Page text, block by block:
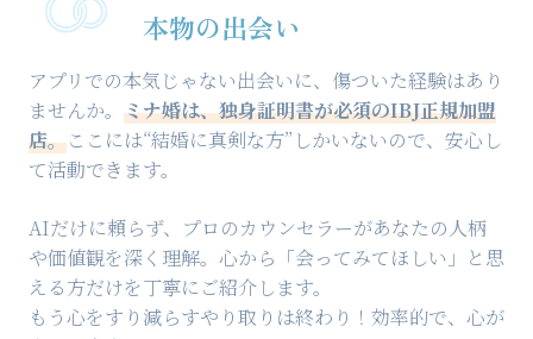
本物の出会い
アプリでの本気じゃない出会いに、傷ついた経験はあり
ませんか。 ミナ婚は、独身証明書が必須のIBJ正規加盟
店。ここには“結婚に真剣な方”しかいないので、安心し
て活動できます。
AIだけに頼らず、プロのカウンセラーがあなたの人柄
や価値観を深く理解。心から「会ってみてほしい」と思
える方だけを丁寧にご紹介します。
もう心をすり減らすやり取りは終わり！効率的で、心が